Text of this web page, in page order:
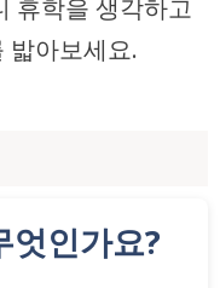
휴학을 생각하고
밟아보세요.
엇인가요?